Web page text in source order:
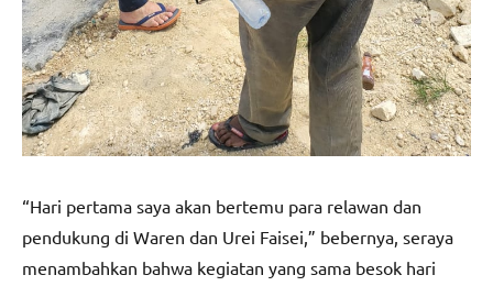
“Hari pertama saya akan bertemu para relawan dan
pendukung di Waren dan Urei Faisei,” bebernya, seraya
menambahkan bahwa kegiatan yang sama besok hari